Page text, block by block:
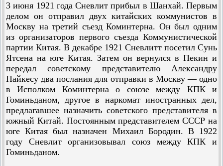
3 июня 1921 года Сневлит прибыл в Шанхай. Первым
делом он отправил двух китайских коммунистов в
Москву на третий съезд Коминтерна. Он был одним
из организаторов первого съезда Коммунистической
партии Китая. В декабре 1921 Сневлитт посетил Сунь
Ятсена на юге Китая. Затем он вернулся в Пекин и
передал советскому представителю Александру
Пайкесу два послания для отправки в Москву — одно
в Исполком Коминтерна о союзе между КПК и
Гоминьданом, другое в наркомат иностранных дел,
предлагавшее назначить советского представителя в
южный Китай. Постоянным представителем СССР на
юге Китая был назначен Михаил Бородин. В 1922
году Сневлит организовывал союз между КПК и
Гоминьданом.